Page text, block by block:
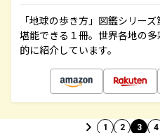
「地球の歩き方」図鑑シリー
堪能できる１冊。世界各地の
的に紹介しています。
1 2 3 4